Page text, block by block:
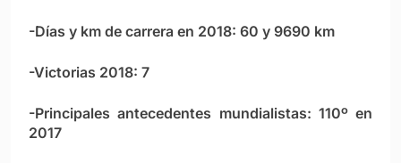
-Días y km de carrera en 2018: 60 y 9690 km
-Victorias 2018: 7
-Principales antecedentes mundialistas: 110º en
2017